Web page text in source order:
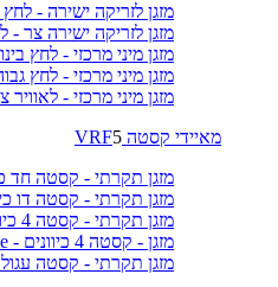
מזגן לזריקה ישירה - לחץ
מזגן לזריקה ישירה צר -
מזגן מיני מרכזי - לחץ
מזגן מיני מרכזי - לחץ
מזגן מיני מרכזי - לאוויר
מאיידי קסטה VRF 5
מזגן תקרתי - קסטה חד
מזגן תקרתי - קסטה דו
מזגן תקרתי - קסטה 4 כיוונים
מזגן - קסטה 4 כיוונים - Dual Vane
מזגן תקרתי - קסטה